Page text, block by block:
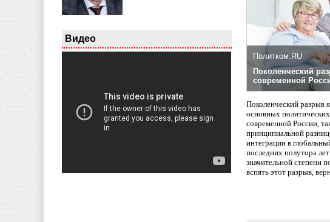
Видео
Политком.RU
Поколенческий
современной
Поколенческий разрыв
основных
современной России,
принципиальной
интеграции в
последних полутора
значительной степени
вспять этот разрыв,